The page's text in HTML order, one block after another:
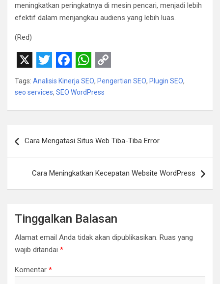
meningkatkan peringkatnya di mesin pencari, menjadi lebih
efektif dalam menjangkau audiens yang lebih luas.
(Red)
X T
w
i
t
e
r
F
a
c
b
o
o
k
W
h
a
s
A
p
p
C
o
p
L
i
n
k
Tags: Analisis Kinerja SEO, Pengertian SEO, Plugin SEO,
seo services, SEO WordPress
posCara Mengatasi Situs Web Tiba-Tiba Error
Cara Meningkatkan Kecepatan Website WordPress
Tinggalkan Balasan
Alamat email Anda tidak akan dipublikasikan. Ruas yang
wajib ditandai *
Komentar *